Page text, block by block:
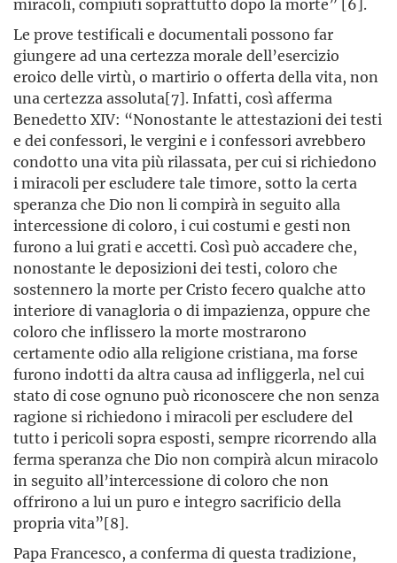
miracoli, compiuti soprattutto dopo la morte” [6].
Le prove testificali e documentali possono far
giungere ad una certezza morale dell’esercizio
eroico delle virtù, o martirio o offerta della vita, non
una certezza assoluta[7]. Infatti, così afferma
Benedetto XIV: “Nonostante le attestazioni dei testi
e dei confessori, le vergini e i confessori avrebbero
condotto una vita più rilassata, per cui si richiedono
i miracoli per escludere tale timore, sotto la certa
speranza che Dio non li compirà in seguito alla
intercessione di coloro, i cui costumi e gesti non
furono a lui grati e accetti. Così può accadere che,
nonostante le deposizioni dei testi, coloro che
sostennero la morte per Cristo fecero qualche atto
interiore di vanagloria o di impazienza, oppure che
coloro che inflissero la morte mostrarono
certamente odio alla religione cristiana, ma forse
furono indotti da altra causa ad infliggerla, nel cui
stato di cose ognuno può riconoscere che non senza
ragione si richiedono i miracoli per escludere del
tutto i pericoli sopra esposti, sempre ricorrendo alla
ferma speranza che Dio non compirà alcun miracolo
in seguito all’intercessione di coloro che non
offrirono a lui un puro e integro sacrificio della
propria vita”[8].
Papa Francesco, a conferma di questa tradizione,